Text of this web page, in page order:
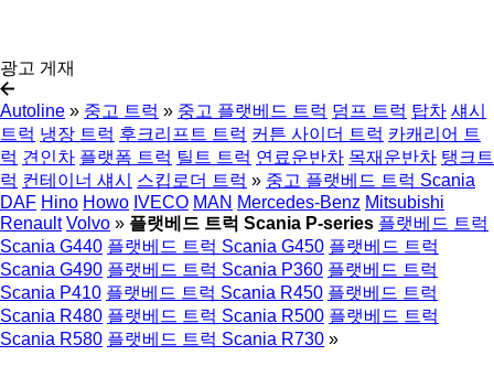
광고 게재
Autoline » 중고 트럭 » 중고 플랫베드 트럭 덤프 트럭 탑차 섀시
트럭 냉장 트럭 후크리프트 트럭 커튼 사이더 트럭 카캐리어 트
럭 견인차 플랫폼 트럭 틸트 트럭 연료운반차 목재운반차 탱크트
럭 컨테이너 섀시 스킵로더 트럭 » 중고 플랫베드 트럭 Scania
DAF Hino Howo IVECO MAN Mercedes-Benz Mitsubishi
Renault Volvo » 플랫베드 트럭 Scania P-series 플랫베드 트럭
Scania G440 플랫베드 트럭 Scania G450 플랫베드 트럭
Scania G490 플랫베드 트럭 Scania P360 플랫베드 트럭
Scania P410 플랫베드 트럭 Scania R450 플랫베드 트럭
Scania R480 플랫베드 트럭 Scania R500 플랫베드 트럭
Scania R580 플랫베드 트럭 Scania R730 »